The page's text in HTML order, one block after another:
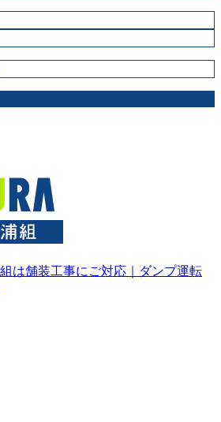
は舗装工事にご対応｜ダンプ運転